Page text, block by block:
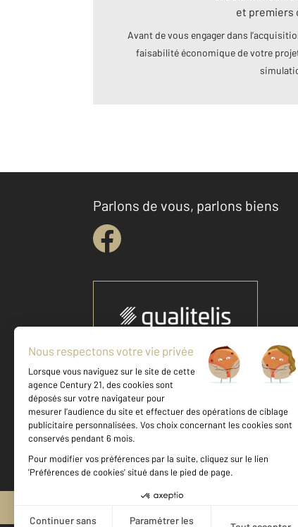
et premiers
Avant de vous engager dans
faisabilité économique de votre
Parlons de vous, parlons biens
Votre agence est notée
Achat
Vente
9,1/10
Mentions légales & CGU et Barèmes